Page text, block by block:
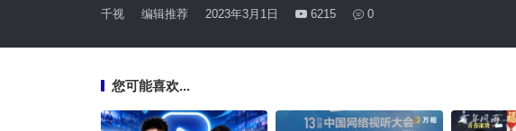
千视 编辑推荐 2023年3月1日 6215 0
您可能喜欢...